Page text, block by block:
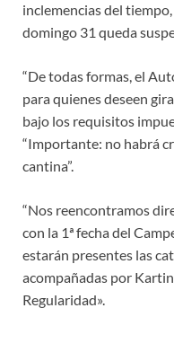
inclemencias del
domingo 31 queda
“De todas formas, el
para quienes deseen
bajo los requisitos
“Importante: no habrá
cantina”.
“Nos reencontramos
con la 1ª fecha del
estarán presentes las
acompañadas por
Regularidad».